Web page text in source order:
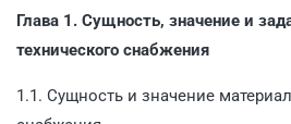
Глава 1. Сущность, значение и
технического снабжения
1.1. Сущность и значение